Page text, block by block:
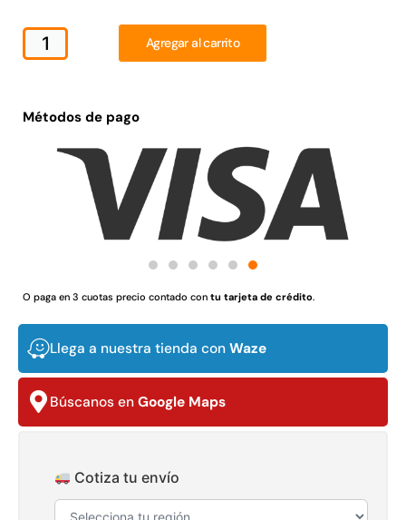
Agregar al carrito
Métodos de pago
O paga en 3 cuotas precio contado con tu tarjeta de crédito.
Llega a nuestra tienda con Waze
Búscanos en Google Maps
Cotiza tu envío
Juego Modular 03 QplayGround
5.987.128 $3.790.990
Agregar al carrito
Pasto sintético
USA: Crown
30%